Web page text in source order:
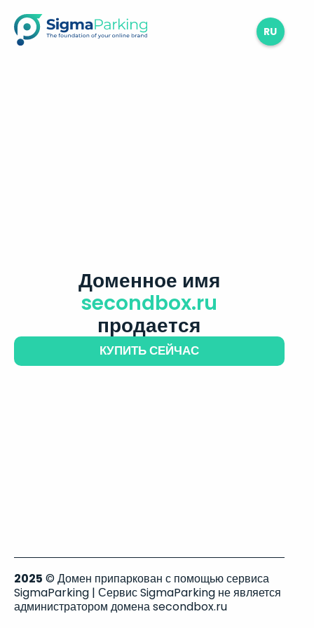
RU
Доменное имя
secondbox.ru
продается
КУПИТЬ СЕЙЧАС
2025 © Домен припаркован с помощью сервиса
SigmaParking | Сервис SigmaParking не является
администратором домена secondbox.ru